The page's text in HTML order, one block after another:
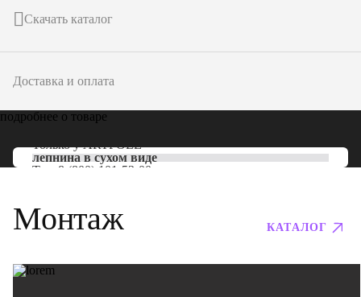
Скачать каталог
Доставка и оплата
подробнее о товаре
Только уARTPOLE
лепнина в сухом виде
Тел: 8 (800) 101-53-00
Монтаж КАТАЛОГ